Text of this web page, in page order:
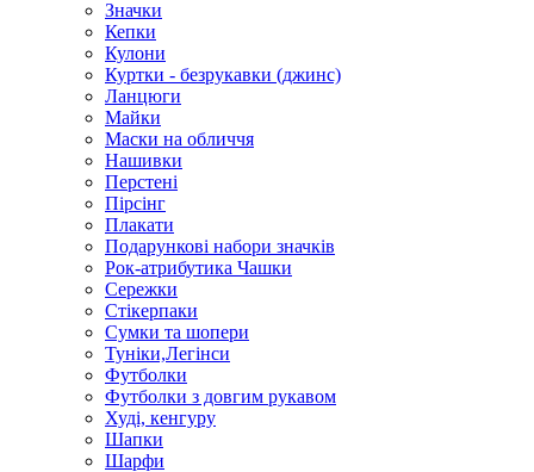
Значки
Кепки
Кулони
Куртки - безрукавки (джинс)
Ланцюги
Майки
Маски на обличчя
Нашивки
Перстені
Пірсінг
Плакати
Подарункові набори значків
Рок-атрибутика Чашки
Сережки
Стікерпаки
Сумки та шопери
Туніки,Легінси
Футболки
Футболки з довгим рукавом
Худі, кенгуру
Шапки
Шарфи